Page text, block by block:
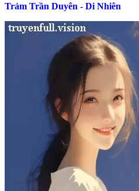
Trảm Trần Duyên - Di Nhiên